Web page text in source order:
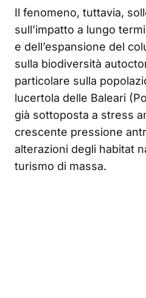
Il fenomeno, tuttavia,
sull’impatto a lungo
e dell’espansione del
sulla biodiversità
particolare sulla
lucertola delle Baleari
già sottoposta a stress
crescente pressione
alterazioni degli habitat
turismo di massa.